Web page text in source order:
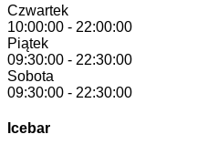
Czwartek
10:00:00 - 22:00:00
Piątek
09:30:00 - 22:30:00
Sobota
09:30:00 - 22:30:00
Icebar